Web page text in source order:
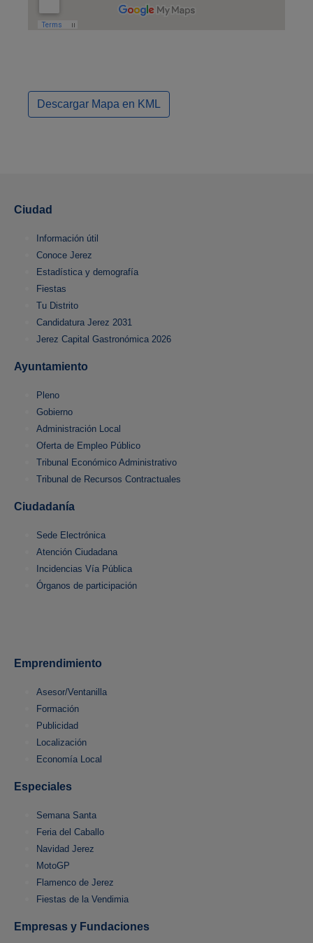
Descargar Mapa en KML
Ciudad
Información útil
Conoce Jerez
Estadística y demografía
Fiestas
Tu Distrito
Candidatura Jerez 2031
Jerez Capital Gastronómica 2026
Ayuntamiento
Pleno
Gobierno
Administración Local
Oferta de Empleo Público
Tribunal Económico Administrativo
Tribunal de Recursos Contractuales
Ciudadanía
Sede Electrónica
Atención Ciudadana
Incidencias Vía Pública
Órganos de participación
Emprendimiento
Asesor/Ventanilla
Formación
Publicidad
Localización
Economía Local
Especiales
Semana Santa
Feria del Caballo
Navidad Jerez
MotoGP
Flamenco de Jerez
Fiestas de la Vendimia
Empresas y Fundaciones